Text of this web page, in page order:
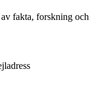
fakta, forskning och